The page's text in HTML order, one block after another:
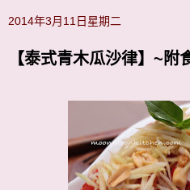
2014年3月11日星期二
【泰式青木瓜沙律】~附